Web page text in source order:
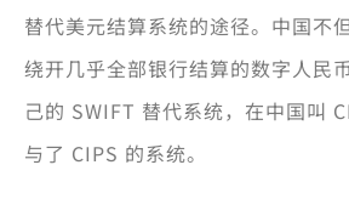
替代美元结算系统的途径。中国不
绕开几乎全部银行结算的数字人民
己的 SWIFT 替代系统，在中国叫
与了 CIPS 的系统。